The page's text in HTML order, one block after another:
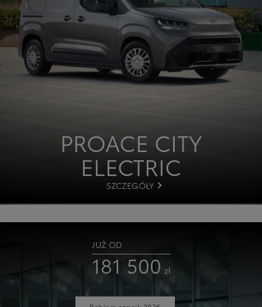
PROACE CITY
ELECTRIC
SZCZEGÓŁY
JUŻ OD
181 500 zł